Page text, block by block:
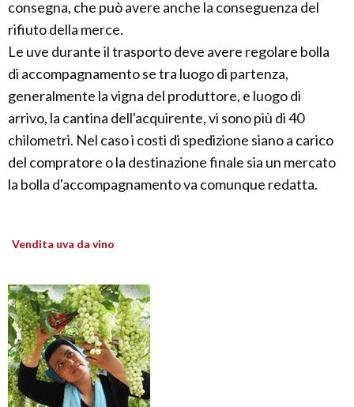
consegna, che può avere anche la conseguenza del
rifiuto della merce.
Le uve durante il trasporto deve avere regolare bolla
di accompagnamento se tra luogo di partenza,
generalmente la vigna del produttore, e luogo di
arrivo, la cantina dell'acquirente, vi sono più di 40
chilometri. Nel caso i costi di spedizione siano a carico
del compratore o la destinazione finale sia un mercato
la bolla d'accompagnamento va comunque redatta.
Vendita uva da vino